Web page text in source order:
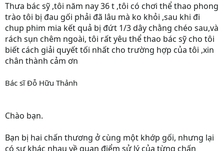
Thưa bác sỹ ,tôi năm nay 36 t ,tôi có chơi thể thao phong
trào tôi bị đau gối phải đã lâu mà ko khỏi ,sau khi đi
chup phim mia kết quả bị đứt 1/3 dây chằng chéo sau,và
rách sụn chêm ngoài, tôi rất yêu thể thao bác sỹ cho tôi
biết cách giải quyết tối nhất cho trường hợp của tôi ,xin
chân thành cảm ơn
Bác sĩ Đỗ Hữu Thảnh
Chào bạn.
Bạn bị hai chấn thương ở cùng một khớp gối, nhưng lại
có sự khác nhau về quan điểm sử lý của từng chấn